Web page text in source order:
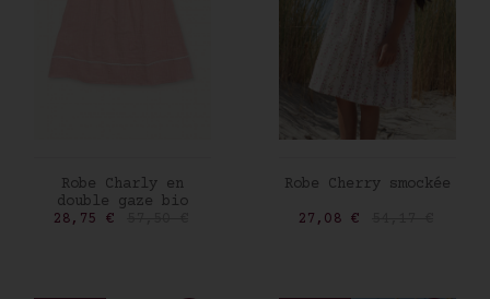
AJOUTER AU PANIER
Robe Charly en
double gaze bio
Prix
28,75 €
AJOUTER AU PANIER
Robe Cherry smockée
Prix
27,08 €